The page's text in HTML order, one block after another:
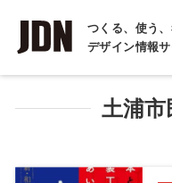
つくる、使う
デザイン情報サ
INTERVIEW
インタビュー
REPORT
COLUMN
土浦